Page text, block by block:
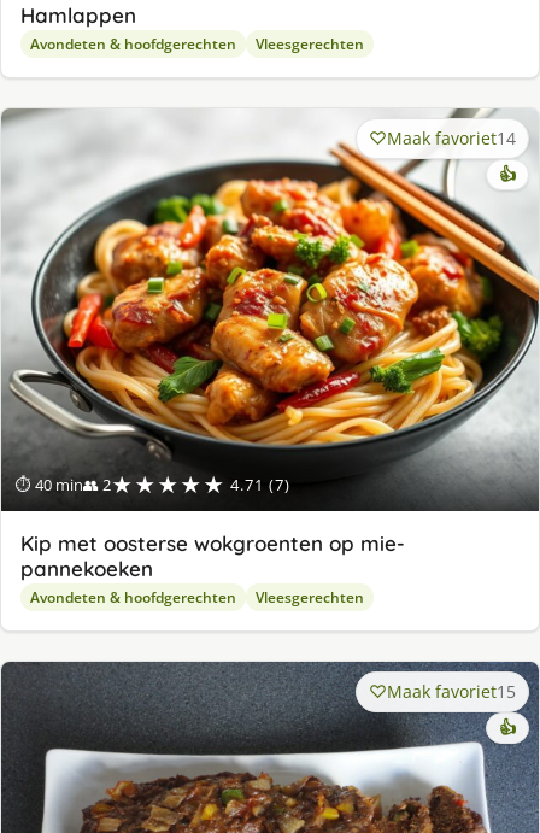
Hamlappen
Avondeten & hoofdgerechten Vleesgerechten
⏱ 40 min👥 2★★★★★ 4.71 (7)
Maak favoriet14
👍
Kip met oosterse wokgroenten op mie-
pannekoeken
Avondeten & hoofdgerechten Vleesgerechten
Maak favoriet15
👍